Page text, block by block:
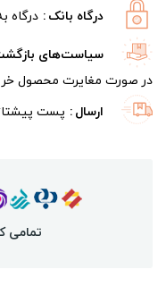
درگاه بانک درگاه
سیاست‌های
در صورت مغایرت محصول
ارسال پست
تمامی